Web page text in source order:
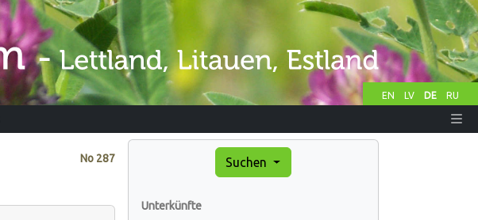
EN LV DE RU
No 287 Suchen
Unterkünfte